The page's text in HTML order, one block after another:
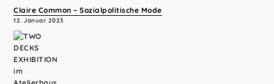
Claire Common – Sozialpolitische Mode
12. Januar 2023